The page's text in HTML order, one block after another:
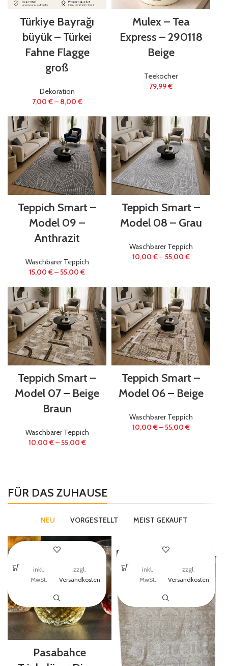
Türkiye Bayrağı
büyük – Türkei
Fahne Flagge
groß
Dekoration
7,00 €– 8,00 €
Mulex – Tea
Express – 290118
Beige
Teekocher
79,99€
Teppich Smart –
Model 09 –
Anthrazit
Waschbarer Teppich
15,00 €–55,00 €
Teppich Smart –
Model 08 – Grau
Waschbarer Teppich
10,00 €–55,00 €
Teppich Smart –
Model 07 – Beige
Braun
Waschbarer Teppich
10,00 €–55,00 €
Teppich Smart –
Model 06 – Beige
Waschbarer Teppich
10,00 €–55,00 €
FÜR DAS ZUHAUSE
NEU VORGESTELLT MEIST GEKAUFT
Pasabahce
inkl.
MwSt.
zzgl.
Versandkosten
inkl.
MwSt.
zzgl.
Versandkosten